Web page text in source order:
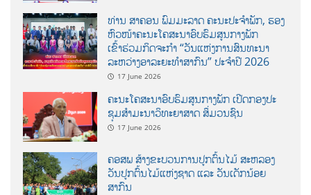
ທ່ານ ສາຄອນ ພົມມະລາດ ຄະນະປະຈໍາພັກ, ຮອງ
ຫົວໜ້າຄະນະໂຄສະນາອົບຮົມສູນກາງພັກ
ເຂົ້າຮ່ວມກິດຈະກຳ “ວັນແຫ່ງການສົນທະນາ
ລະຫວ່າງອາລະຍະທຳສາກົນ” ປະຈຳປີ 2026
17 June 2026
ຄະນະໂຄສະນາອົບຮົມສູນກາງພັກ ເປີດກອງປະ
ຊຸມສຳມະນາວິທະຍາສາດ ສຶ່ມວນຊົນ
17 June 2026
ຄອສພ ສ້າງຂະບວນການປູກຕົ້ນໄມ້ ສະຫລອງ
ວັນປູກຕົ້ນໄມ້ແຫ່ງຊາດ ແລະ ວັນເດັກນ້ອຍ
ສາກົນ